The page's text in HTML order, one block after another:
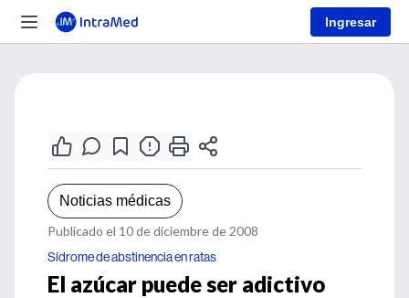
Ingresar
Noticias médicas
Publicado el 10 de diciembre de 2008
Sídrome de abstinencia en ratas
El azúcar puede ser adictivo